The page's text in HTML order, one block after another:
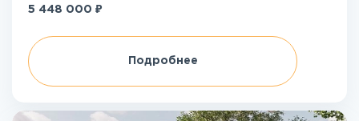
5 448 000 ₽
Подробнее